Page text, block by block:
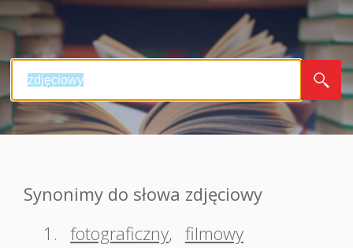
Synonimy do słowa zdjęciowy
1. fotograficzny, filmowy